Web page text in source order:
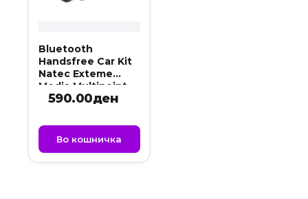
Bluetooth
Handsfree Car Kit
Natec Exteme
Media Multipoint
590.00ден
Во кошничка